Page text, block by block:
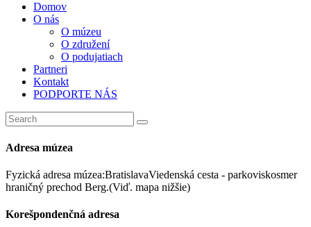
Domov
O nás
O múzeu
O združení
O podujatiach
Partneri
Kontakt
PODPORTE NÁS
Adresa múzea
Fyzická adresa múzea:BratislavaViedenská cesta - parkoviskosmer
hraničný prechod Berg.(Viď. mapa nižšie)
Korešpondenčná adresa